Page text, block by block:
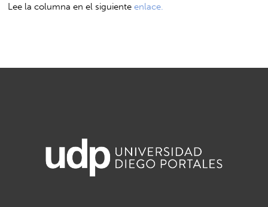
Lee la columna en el siguienteenlace.